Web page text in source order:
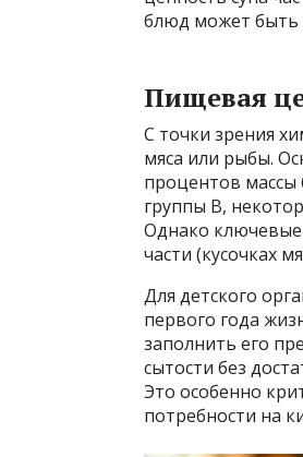
блюд может
Пищевая
С точки зрения
мяса или рыбы.
процентов
группы B,
Однако
части (кусочках
Для детского
первого года
заполнить его
сытости без
Это особенно
потребности на